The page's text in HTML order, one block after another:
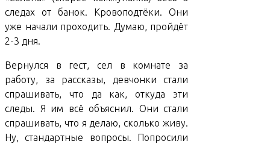
следах от банок. Кровоподтёки. Они
уже начали проходить. Думаю, пройдёт
2-3 дня.
Вернулся в гест, сел в комнате за
работу, за рассказы, девчонки стали
спрашивать, что да как, откуда эти
следы. Я им всё объяснил. Они стали
спрашивать, что я делаю, сколько живу.
Ну, стандартные вопросы. Попросили